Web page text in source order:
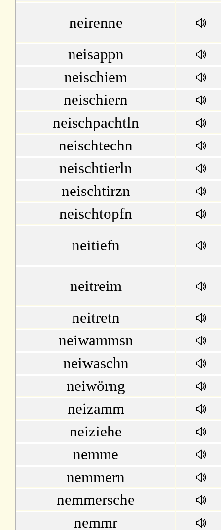
neirenne
neisappn
neischiem
neischiern
neischpachtln
neischtechn
neischtierln
neischtirzn
neischtopfn
neitiefn
neitreim
neitretn
neiwammsn
neiwaschn
neiwörng
neizamm
neiziehe
nemme
nemmern
nemmersche
nemmr